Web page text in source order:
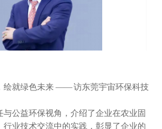
绘就绿色未来 —— 访东莞宇宙环保科技
公益环保视角，介绍了企业在农业固
行业技术交流中的实践，彰显了企业的